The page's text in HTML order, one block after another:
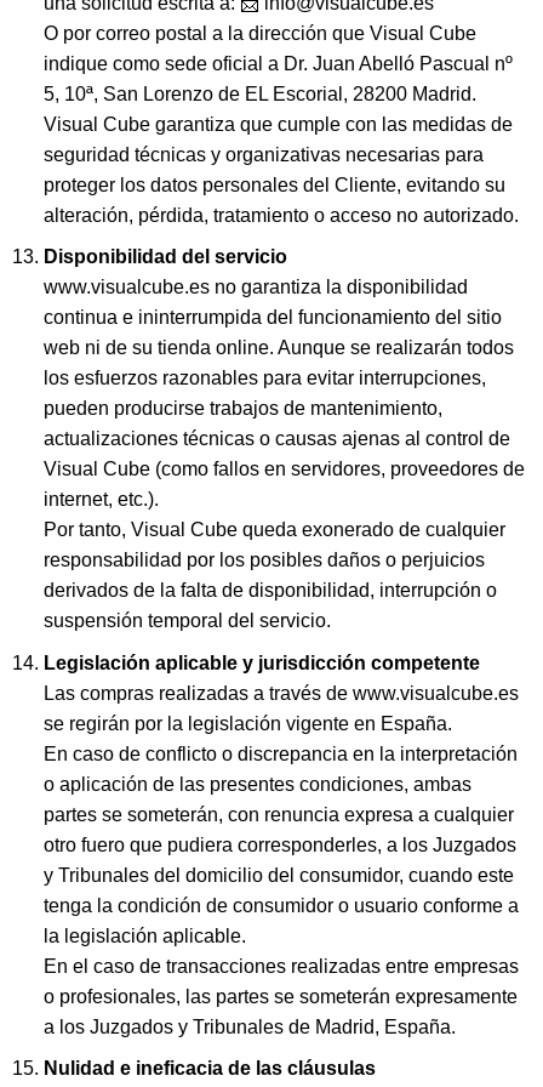
O por correo postal a la dirección que Visual Cube
indique como sede oficial a Dr. Juan Abelló Pascual nº
5, 10ª, San Lorenzo de EL Escorial, 28200 Madrid.
Visual Cube garantiza que cumple con las medidas de
seguridad técnicas y organizativas necesarias para
proteger los datos personales del Cliente, evitando su
alteración, pérdida, tratamiento o acceso no autorizado.
Disponibilidad del servicio
www.visualcube.es no garantiza la disponibilidad
continua e ininterrumpida del funcionamiento del sitio
web ni de su tienda online. Aunque se realizarán todos
los esfuerzos razonables para evitar interrupciones,
pueden producirse trabajos de mantenimiento,
actualizaciones técnicas o causas ajenas al control de
Visual Cube (como fallos en servidores, proveedores de
internet, etc.).
Por tanto, Visual Cube queda exonerado de cualquier
responsabilidad por los posibles daños o perjuicios
derivados de la falta de disponibilidad, interrupción o
suspensión temporal del servicio.
Legislación aplicable y jurisdicción competente
Las compras realizadas a través de www.visualcube.es
se regirán por la legislación vigente en España.
En caso de conflicto o discrepancia en la interpretación
o aplicación de las presentes condiciones, ambas
partes se someterán, con renuncia expresa a cualquier
otro fuero que pudiera corresponderles, a los Juzgados
y Tribunales del domicilio del consumidor, cuando este
tenga la condición de consumidor o usuario conforme a
la legislación aplicable.
En el caso de transacciones realizadas entre empresas
o profesionales, las partes se someterán expresamente
a los Juzgados y Tribunales de Madrid, España.
Nulidad e ineficacia de las cláusulas